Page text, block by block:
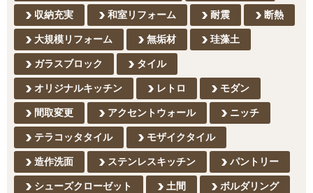
収納充実 和室リフォーム 耐震 断熱
大規模リフォーム 無垢材 珪藻土
ガラスブロック タイル
オリジナルキッチン レトロ モダン
間取変更 アクセントウォール ニッチ
テラコッタタイル モザイクタイル
造作洗面 ステンレスキッチン パントリー
シューズクローゼット 土間 ボルダリング